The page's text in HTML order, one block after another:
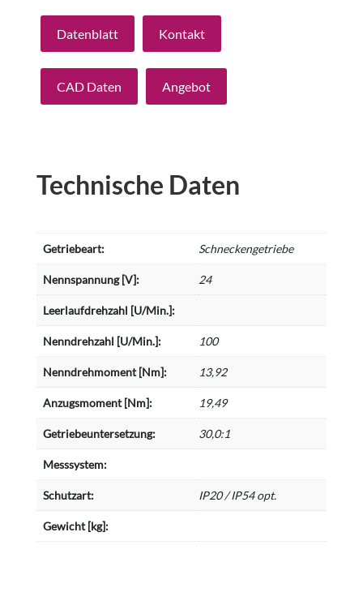
Datenblatt Kontakt
CAD Daten Angebot
Technische Daten
Getriebeart: Schneckengetriebe
Nennspannung [V]: 24
Leerlaufdrehzahl [U/Min.]:
Nenndrehzahl [U/Min.]: 100
Nenndrehmoment [Nm]: 13,92
Anzugsmoment [Nm]: 19,49
Getriebeuntersetzung: 30,0:1
Messsystem:
Schutzart: IP20 / IP54 opt.
Gewicht [kg]: